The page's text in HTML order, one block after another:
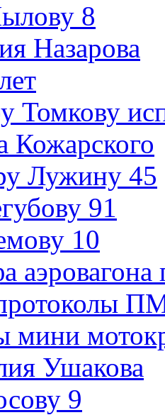
8
Назарова
Томкову
Кожарского
Лужину 45
91
10
мини
Ушакова
9